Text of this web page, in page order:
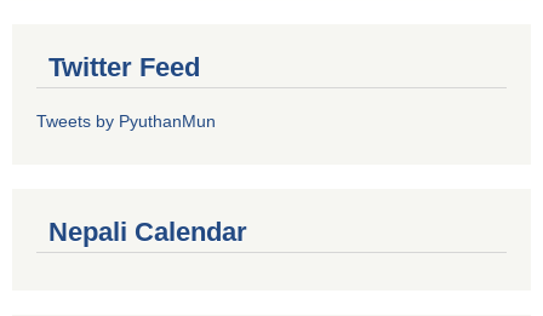
Twitter Feed
Tweets by PyuthanMun
Nepali Calendar